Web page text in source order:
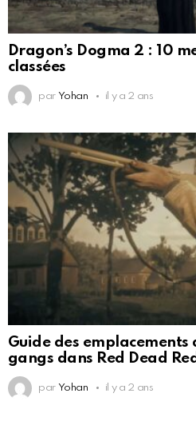
Dragon’s Dogma 2 : 10
classées
par Yohan il y a 2 ans
Guide des emplacements
gangs dans Red Dead
par Yohan il y a 2 ans